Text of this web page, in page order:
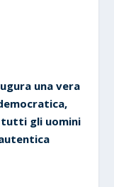
una vera
,
tutti gli uomini